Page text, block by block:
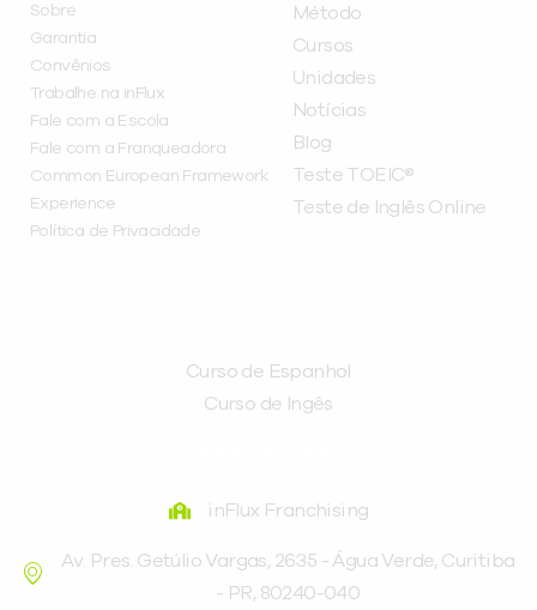
Sobre
Garantia
Convênios
Trabalhe na inFlux
Fale com a Escola
Fale com a Franqueadora
Common European Framework
Experience
Política de Privacidade
Método
Cursos
Unidades
Notícias
Blog
Teste TOEIC®
Teste de Inglês Online
Curso de Espanhol
Curso de Ingês
inFlux Franchising
Av. Pres. Getúlio Vargas, 2635 - Água Verde, Curitiba
- PR, 80240-040